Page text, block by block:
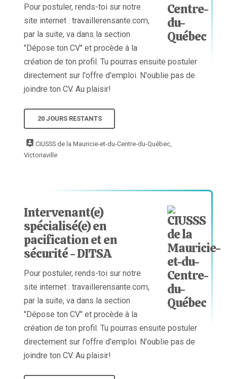
Pour postuler, rends-toi sur notre
site internet : travaillerensante.com,
par la suite, va dans la section
"Dépose ton CV" et procède à la
création de ton profil. Tu pourras ensuite postuler
directement sur l'offre d'emploi. N'oublie pas de
joindre ton CV. Au plaisir!
20 JOURS RESTANTS
CIUSSS de la Mauricie-et-du-Centre-du-Québec,
Victoriaville
Intervenant(e)
spécialisé(e) en
pacification et en
sécurité - DITSA
Pour postuler, rends-toi sur notre
site internet : travaillerensante.com,
par la suite, va dans la section
"Dépose ton CV" et procède à la
création de ton profil. Tu pourras ensuite postuler
directement sur l'offre d'emploi. N'oublie pas de
joindre ton CV. Au plaisir!